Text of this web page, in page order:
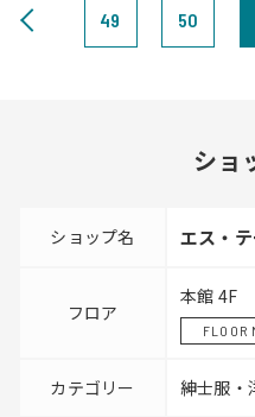
49 50
ショ
ショップ名 エス・
フロア
本館 4F
FLOOR
カテゴリー 紳士服・